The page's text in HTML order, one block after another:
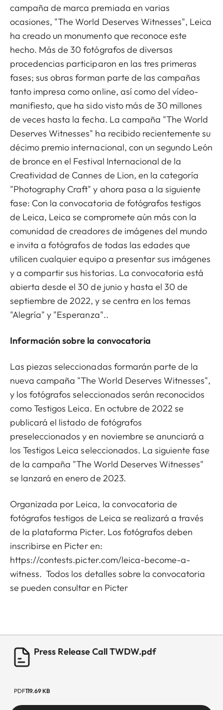
campaña de marca premiada en varias
ocasiones, "The World Deserves Witnesses", Leica
ha creado un monumento que reconoce este
hecho. Más de 30 fotógrafos de diversas
procedencias participaron en las tres primeras
fases; sus obras forman parte de las campañas
tanto impresa como online, así como del vídeo-
manifiesto, que ha sido visto más de 30 millones
de veces hasta la fecha. La campaña "The World
Deserves Witnesses" ha recibido recientemente su
décimo premio internacional, con un segundo León
de bronce en el Festival Internacional de la
Creatividad de Cannes de Lion, en la categoría
"Photography Craft" y ahora pasa a la siguiente
fase: Con la convocatoria de fotógrafos testigos
de Leica, Leica se compromete aún más con la
comunidad de creadores de imágenes del mundo
e invita a fotógrafos de todas las edades que
utilicen cualquier equipo a presentar sus imágenes
y a compartir sus historias. La convocatoria está
abierta desde el 30 de junio y hasta el 30 de
septiembre de 2022, y se centra en los temas
"Alegría" y "Esperanza"..
Información sobre la convocatoria
Las piezas seleccionadas formarán parte de la
nueva campaña "The World Deserves Witnesses",
y los fotógrafos seleccionados serán reconocidos
como Testigos Leica. En octubre de 2022 se
publicará el listado de fotógrafos
preseleccionados y en noviembre se anunciará a
los Testigos Leica seleccionados. La siguiente fase
de la campaña "The World Deserves Witnesses"
se lanzará en enero de 2023.
Organizada por Leica, la convocatoria de
fotógrafos testigos de Leica se realizará a través
de la plataforma Picter. Los fotógrafos deben
inscribirse en Picter en:
https://contests.picter.com/leica-become-a-
witness. Todos los detalles sobre la convocatoria
se pueden consultar en Picter
Press Release Call TWDW.pdf
PDF119.69 KB